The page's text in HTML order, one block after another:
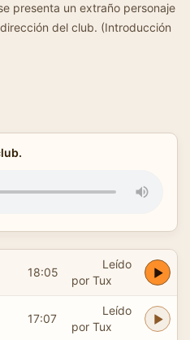
presenta un extraño personaje
del club. (Introducción
18:05
Leído
por Tux
17:07
Leído
por Tux